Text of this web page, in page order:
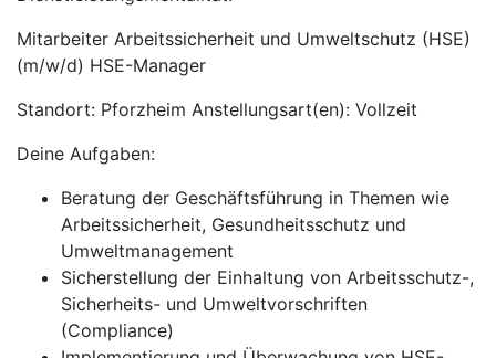
Mitarbeiter Arbeitssicherheit und Umweltschutz (HSE)
(m/w/d) HSE-Manager
Standort: Pforzheim Anstellungsart(en): Vollzeit
Deine Aufgaben:
Beratung der Geschäftsführung in Themen wie
Arbeitssicherheit, Gesundheitsschutz und
Umweltmanagement
Sicherstellung der Einhaltung von Arbeitsschutz-,
Sicherheits- und Umweltvorschriften
(Compliance)